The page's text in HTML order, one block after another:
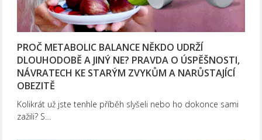
PROČ METABOLIC BALANCE NĚKDO UDRŽÍ
DLOUHODOBĚ A JINÝ NE? PRAVDA O ÚSPĚŠNOSTI,
NÁVRATECH KE STARÝM ZVYKŮM A NARŮSTAJÍCÍ
OBEZITĚ
Kolikrát už jste tenhle příběh slyšeli nebo ho dokonce sami
zažili? S…